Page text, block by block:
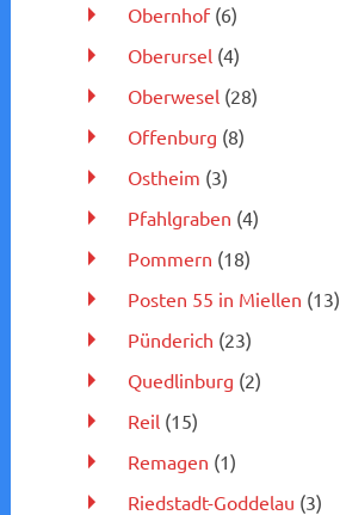
Obernhof(6)
Oberursel (4)
Oberwesel (28)
Offenburg (8)
Ostheim (3)
Pfahlgraben (4)
Pommern (18)
Posten 55 in Miellen (13)
Pünderich (23)
Quedlinburg (2)
Reil (15)
Remagen (1)
Riedstadt-Goddelau (3)